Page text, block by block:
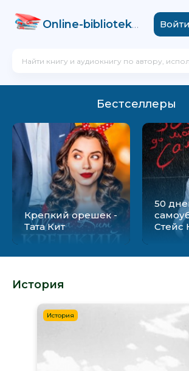
Online-biblioteka .comВойти
Бестселлеры
Крепкий орешек -
Тата Кит
50
Стейс
История
История